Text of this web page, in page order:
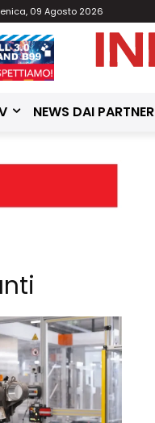
09 Agosto 2026
NEWS DAI PARTNER